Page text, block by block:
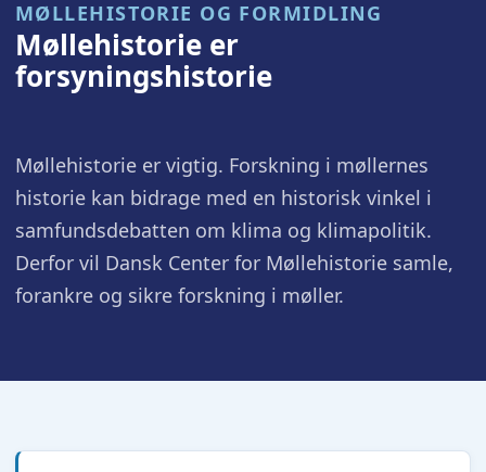
MØLLEHISTORIE OG FORMIDLING
Møllehistorie er
forsyningshistorie
Møllehistorie er vigtig. Forskning i møllernes
historie kan bidrage med en historisk vinkel i
samfundsdebatten om klima og klimapolitik.
Derfor vil Dansk Center for Møllehistorie samle,
forankre og sikre forskning i møller.